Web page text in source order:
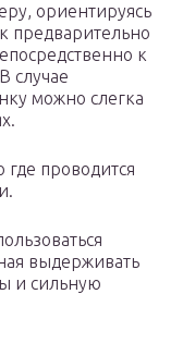
ориентируясь
предварительно
к
случае
можно слегка
где проводится
выдерживать
и сильную